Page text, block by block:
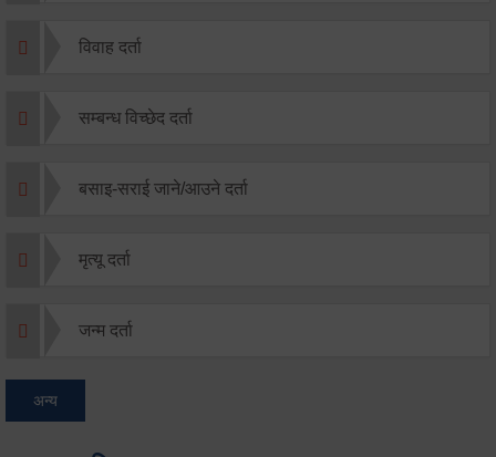
विवाह दर्ता
सम्बन्ध विच्छेद दर्ता
बसाइ-सराई जाने/आउने दर्ता
मृत्यू दर्ता
जन्म दर्ता
अन्य